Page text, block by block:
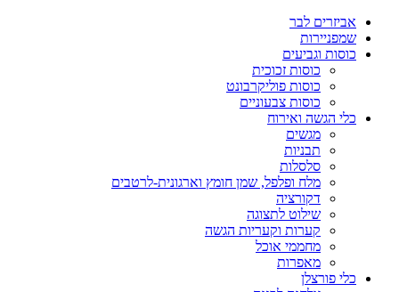
אביזרים לבר
שמפניירות
כוסות וגביעים
כוסות זכוכית
כוסות פוליקרבונט
כוסות צבעוניים
כלי הגשה ואירוח
מגשים
תבניות
סלסלות
מלח ופלפל, שמן חומץ וארגונית-לרטבים
דקורציה
שילוט לתצוגה
קערות וקעריות הגשה
מחממי אוכל
מאפרות
כלי פורצלן